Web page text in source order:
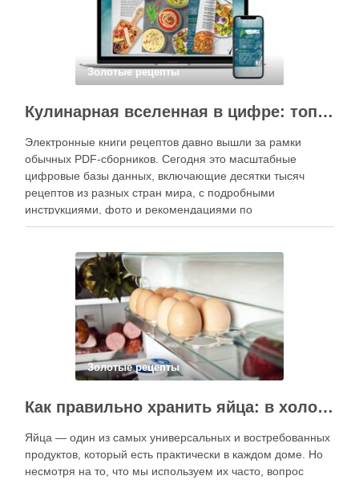
Золотые рецепты
Кулинарная вселенная в цифре: топ-3 самых больших электронных книг рецептов
Электронные книги рецептов давно вышли за рамки
обычных PDF-сборников. Сегодня это масштабные
цифровые базы данных, включающие десятки тысяч
рецептов из разных стран мира, с подробными
инструкциями, фото и рекомендациями по
приготовлению. В отличие от печатных изданий,
контент, расширять коллекции блюд и добавлять новые
функции. Ниже …
Золотые рецепты
Как правильно хранить яйца: в холодильнике или на полке?
Яйца — один из самых универсальных и востребованных
продуктов, который есть практически в каждом доме. Но
несмотря на то, что мы используем их часто, вопрос